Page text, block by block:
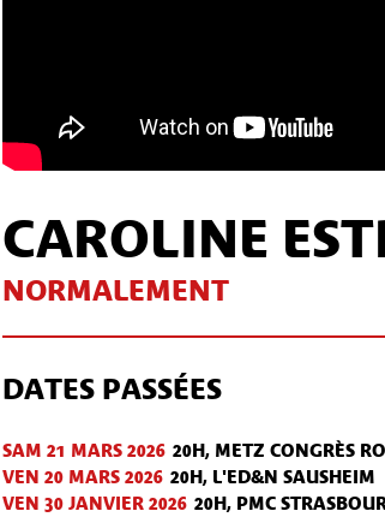
CAROLINE
NORMALEMENT
DATES PASSÉES
SAM 21 MARS 2026 20H, METZ CONGRÈS
VEN 20 MARS 2026 20H, L'ED&N SAUSHEIM
VEN 30 JANVIER 2026 20H, PMC